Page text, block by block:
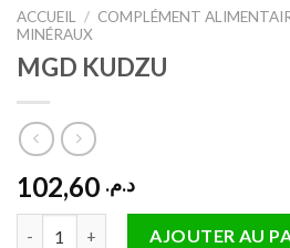
ACCUEIL / COMPLÉMENT
MINÉRAUX
MGD KUDZU
د.م.
quantité de MGD KUDZU
AJOUTER AU